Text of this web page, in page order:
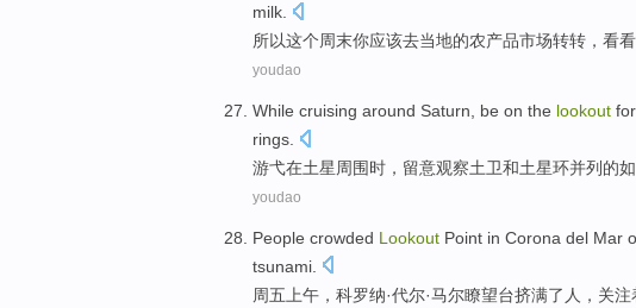
milk
所以这个周末你应该去当地的农产品市场转转，看
youdao
While cruising around Saturn , be on the lookout for
rings
游弋在土星周围时， 留意观察土卫和土星环并列 的
youdao
People crowded Lookout Point in Corona del Mar
tsunami
周五 上午 ， 科罗纳·代尔·马尔瞭望台挤满了 人 ， 关注